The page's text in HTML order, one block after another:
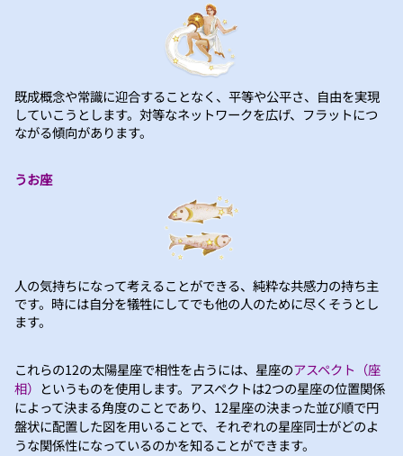
既成概念や常識に迎合することなく、平等や公平さ、自由を実現
していこうとします。対等なネットワークを広げ、フラットにつ
ながる傾向があります。
うお座
人の気持ちになって考えることができる、純粋な共感力の持ち主
です。時には自分を犠牲にしてでも他の人のために尽くそうとし
ます。
これらの12の太陽星座で相性を占うには、星座のアスペクト（座
相） というものを使用します。アスペクトは2つの星座の位置関係
によって決まる角度のことであり、12星座の決まった並び順で円
盤状に配置した図を用いることで、それぞれの星座同士がどのよ
うな関係性になっているのかを知ることができます。